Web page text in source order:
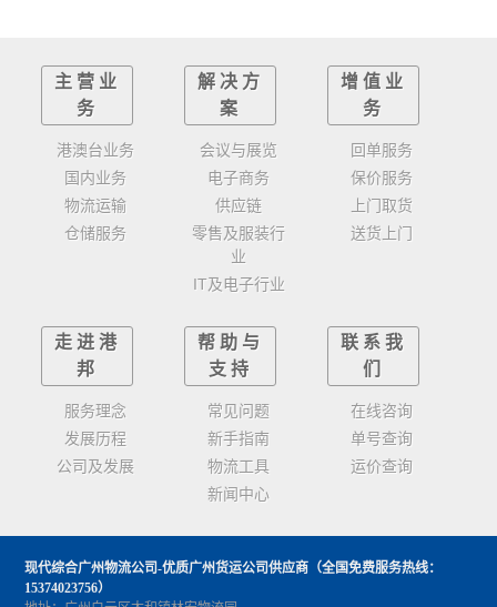
主营业
务
港澳台业务
国内业务
物流运输
仓储服务
解决方
案
会议与展览
电子商务
供应链
零售及服装行
业
IT及电子行业
增值业
务
回单服务
保价服务
上门取货
送货上门
走进港
邦
服务理念
发展历程
公司及发展
帮助与
支持
常见问题
新手指南
物流工具
新闻中心
联系我
们
在线咨询
单号查询
运价查询
现代综合广州物流公司-优质广州货运公司供应商 （全国免费服务热线：
15374023756）